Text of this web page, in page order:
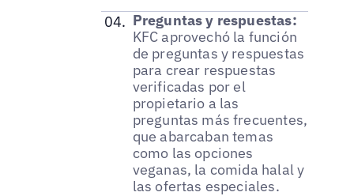
Preguntas y respuestas:
KFC aprovechó la función
de preguntas y respuestas
para crear respuestas
verificadas por el
propietario a las
preguntas más frecuentes,
que abarcaban temas
como las opciones
veganas, la comida halal y
las ofertas especiales.